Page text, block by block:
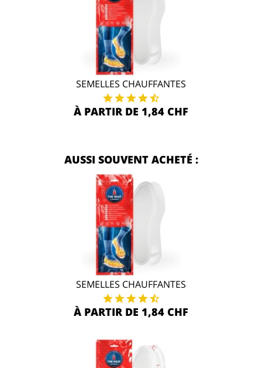
SEMELLES CHAUFFANTES
À PARTIR DE 1,84 CHF
AUSSI SOUVENT ACHETÉ :
SEMELLES CHAUFFANTES
À PARTIR DE 1,84 CHF